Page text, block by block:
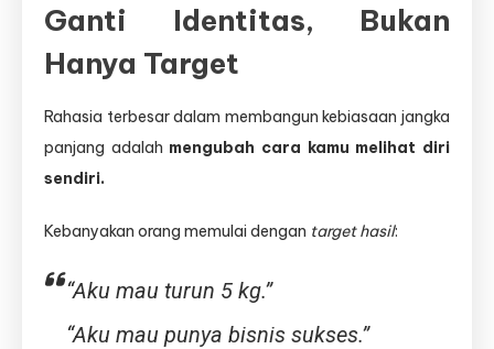
Ganti Identitas, Bukan
Hanya Target
Rahasia terbesar dalam membangun kebiasaan jangka
panjang adalah mengubah cara kamu melihat diri
sendiri.
Kebanyakan orang memulai dengan target hasil:
“Aku mau turun 5 kg.”
“Aku mau punya bisnis sukses.”